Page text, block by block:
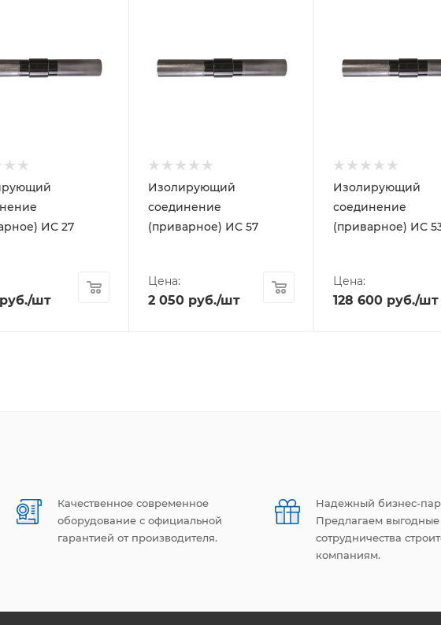
ИС 27
/шт
Изолирующий
соединение
(приварное) ИС 57
Цена:
2 050 руб./шт
Изолирующий
соединение
(приварное) ИС
Цена:
128 600 руб./шт
Качественное современное
оборудование с официальной
гарантией от производителя.
Надежный бизнес-
Предлагаем выгодные
сотрудничества
компаниям.